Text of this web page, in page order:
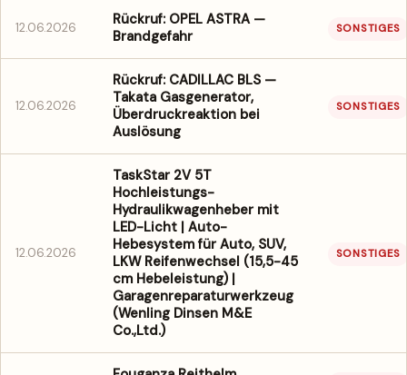
12.06.2026
Rückruf: OPEL ASTRA —
Brandgefahr
SONSTIGES
12.06.2026
Rückruf: CADILLAC BLS —
Takata Gasgenerator,
Überdruckreaktion bei
Auslösung
SONSTIGES
12.06.2026
TaskStar 2V 5T
Hochleistungs-
Hydraulikwagenheber mit
LED-Licht | Auto-
Hebesystem für Auto, SUV,
LKW Reifenwechsel (15,5-45
cm Hebeleistung) |
Garagenreparaturwerkzeug
(Wenling Dinsen M&E
Co.,Ltd.)
SONSTIGES